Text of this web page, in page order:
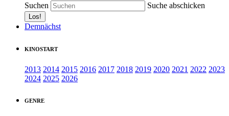
Suchen Suche abschicken
Demnächst
KINOSTART
2013 2014 2015 2016 2017 2018 2019 2020 2021 2022 2023
2024 2025 2026
GENRE